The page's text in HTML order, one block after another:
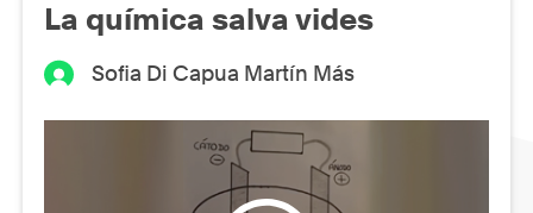
La química salva vides
Sofia Di Capua Martín Más